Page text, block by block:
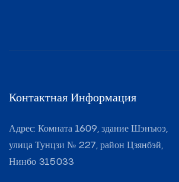
Контактная Информация
Адрес: Комната 1609, здание Шэнъюэ,
улица Тунцзи № 227, район Цзянбэй,
Нинбо 315033